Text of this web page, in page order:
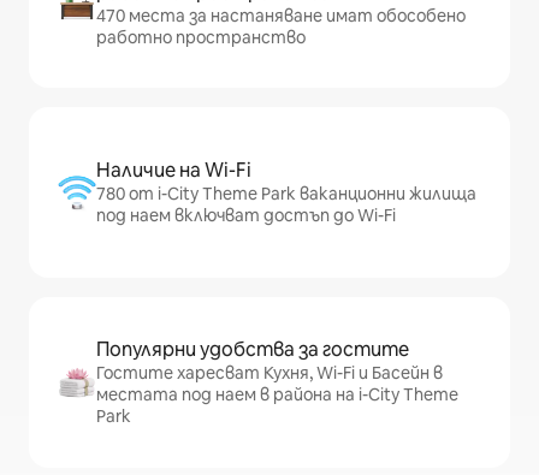
470 места за настаняване имат обособено
работно пространство
Наличие на Wi-Fi
780 от i-City Theme Park ваканционни жилища
под наем включват достъп до Wi-Fi
Популярни удобства за гостите
Гостите харесват Кухня, Wi-Fi и Басейн в
местата под наем в района на i-City Theme
Park